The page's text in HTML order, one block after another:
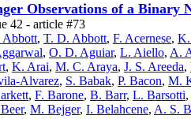
Observations of a Binary
42 - article #73
Abbott, T. D. Abbott, F. Acernese,
, O. D. Aguiar, L. Aiello, A.
, K. Arai, M. C. Araya, J. S. Areeda,
Alvarez, S. Babak, P. Bacon, M.
, F. Barone, B. Barr, L. Barsotti,
, M. Bejger, I. Belahcene, A. S.